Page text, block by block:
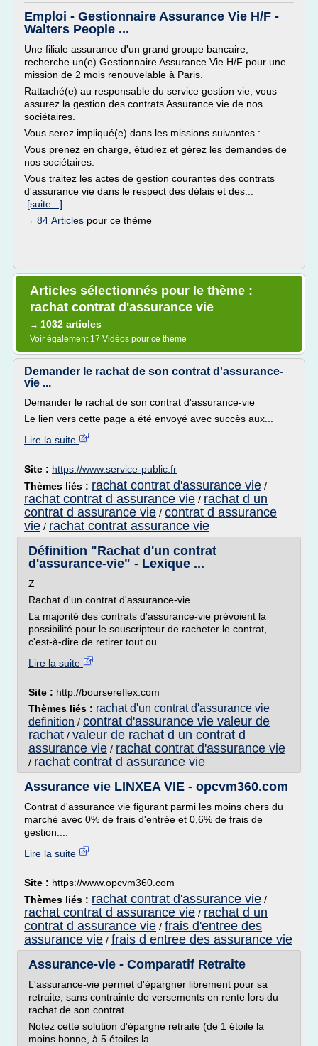
Emploi - Gestionnaire Assurance Vie H/F -
Walters People ...
Une filiale assurance d'un grand groupe bancaire,
recherche un(e) Gestionnaire Assurance Vie H/F pour une
mission de 2 mois renouvelable à Paris.
Rattaché(e) au responsable du service gestion vie, vous
assurez la gestion des contrats Assurance vie de nos
sociétaires.
Vous serez impliqué(e) dans les missions suivantes :
Vous prenez en charge, étudiez et gérez les demandes de
nos sociétaires.
Vous traitez les actes de gestion courantes des contrats
d'assurance vie dans le respect des délais et des...
[suite...]
→ 84 Articles pour ce thème
Articles sélectionnés pour le thème :
rachat contrat d'assurance vie
→ 1032 articles
Voir également 17 Vidéos pour ce thème
Demander le rachat de son contrat d'assurance-
vie ...
Demander le rachat de son contrat d'assurance-vie
Le lien vers cette page a été envoyé avec succès aux...
Lire la suite
Site : https://www.service-public.fr
Thèmes liés : rachat contrat d'assurance vie /
rachat contrat d assurance vie / rachat d un
contrat d assurance vie / contrat d assurance
vie / rachat contrat assurance vie
Définition "Rachat d'un contrat
d'assurance-vie" - Lexique ...
Z
Rachat d'un contrat d'assurance-vie
La majorité des contrats d'assurance-vie prévoient la
possibilité pour le souscripteur de racheter le contrat,
c'est-à-dire de retirer tout ou...
Lire la suite
Site : http://boursereflex.com
Thèmes liés : rachat d'un contrat d'assurance vie
definition / contrat d'assurance vie valeur de
rachat / valeur de rachat d un contrat d
assurance vie / rachat contrat d'assurance vie
/ rachat contrat d assurance vie
Assurance vie LINXEA VIE - opcvm360.com
Contrat d'assurance vie figurant parmi les moins chers du
marché avec 0% de frais d'entrée et 0,6% de frais de
gestion....
Lire la suite
Site : https://www.opcvm360.com
Thèmes liés : rachat contrat d'assurance vie /
rachat contrat d assurance vie / rachat d un
contrat d assurance vie / frais d'entree des
assurance vie / frais d entree des assurance vie
Assurance-vie - Comparatif Retraite
L'assurance-vie permet d'épargner librement pour sa
retraite, sans contrainte de versements en rente lors du
rachat de son contrat.
Notez cette solution d'épargne retraite (de 1 étoile la
moins bonne, à 5 étoiles la...